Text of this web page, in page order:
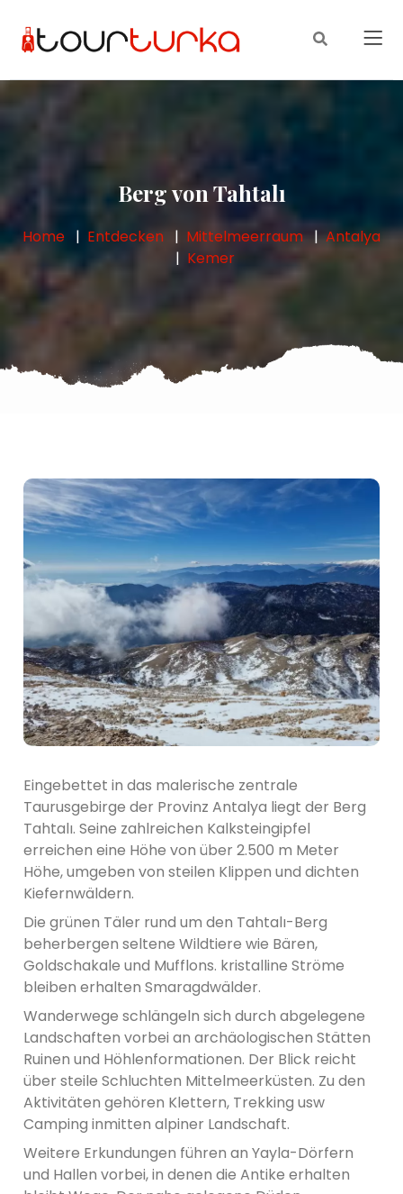
Berg von Tahtalı
Home Entdecken Mittelmeerraum
Antalya
Kemer
Eingebettet in das malerische zentrale
Taurusgebirge der Provinz Antalya liegt der Berg
Tahtalı. Seine zahlreichen Kalksteingipfel
erreichen eine Höhe von über 2.500 m Meter
Höhe, umgeben von steilen Klippen und dichten
Kiefernwäldern.
Die grünen Täler rund um den Tahtalı-Berg
beherbergen seltene Wildtiere wie Bären,
Goldschakale und Mufflons. kristalline Ströme
bleiben erhalten Smaragdwälder.
Wanderwege schlängeln sich durch abgelegene
Landschaften vorbei an archäologischen Stätten
Ruinen und Höhlenformationen. Der Blick reicht
über steile Schluchten Mittelmeerküsten. Zu den
Aktivitäten gehören Klettern, Trekking usw
Camping inmitten alpiner Landschaft.
Weitere Erkundungen führen an Yayla-Dörfern
und Hallen vorbei, in denen die Antike erhalten